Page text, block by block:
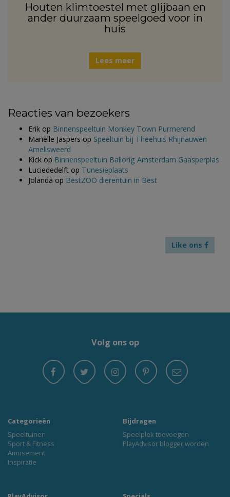
Houten klimtoestel met glijbaan en
ander duurzaam speelgoed voor in
huis
Lees meer
Reacties van bezoekers
Erik op Binnenspeeltuin Monkey Town Purmerend
Marielle Jaspers op Speeltuin bij Theehuis Rhijnauwen
Amelisweerd
Kick op Binnenspeeltuin Ballorig Amsterdam Gaasperplas
Luciededelft op Tunesiëplaats
Jolanda op BestZOO dierentuin in Best
Like ons
Volg ons op
Categorieën
Speeltuinen
Sport & Fitness
Amusement
Inspiratie
Bijdragen
Speelplek toevoegen
PlayAdvisor blogger worden